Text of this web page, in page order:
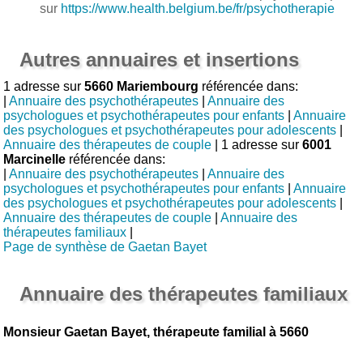
sur https://www.health.belgium.be/fr/psychotherapie
Autres annuaires et insertions
1 adresse sur5660 Mariembourg référencée dans:
|Annuaire des psychothérapeutes |Annuaire des
psychologues et psychothérapeutes pour enfants |Annuaire
des psychologues et psychothérapeutes pour adolescents
Annuaire des thérapeutes de couple | 1 adresse sur6001
Marcinelle référencée dans:
|Annuaire des psychothérapeutes |Annuaire des
psychologues et psychothérapeutes pour enfants |Annuaire
des psychologues et psychothérapeutes pour adolescents
Annuaire des thérapeutes de couple |Annuaire des
thérapeutes familiaux
Page de synthèse de Gaetan Bayet
Annuaire des thérapeutes familiaux
Monsieur Gaetan Bayet, thérapeute familial à 5660